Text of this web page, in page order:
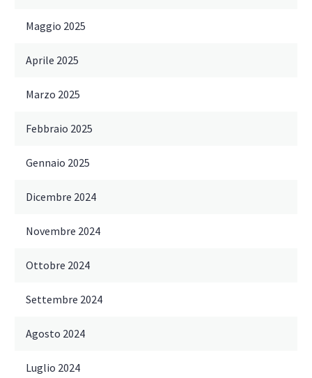
Maggio 2025
Aprile 2025
Marzo 2025
Febbraio 2025
Gennaio 2025
Dicembre 2024
Novembre 2024
Ottobre 2024
Settembre 2024
Agosto 2024
Luglio 2024